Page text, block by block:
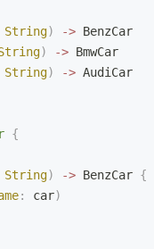
String) -> BenzCar
) -> BmwCar
String) -> AudiCar
{
String) -> BenzCar {
: car)